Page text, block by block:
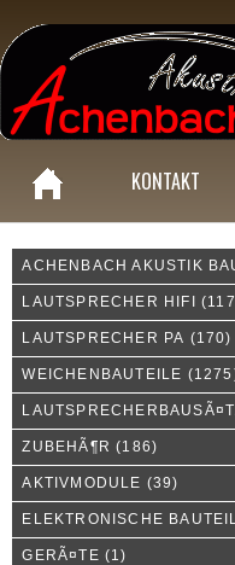
KONTAKT
ACHENBACH AKUSTIK
LAUTSPRECHER HIFI
LAUTSPRECHER PA (170)
WEICHENBAUTEILE
ZUBEHÃ¶R (186)
AKTIVMODULE (39)
ELEKTRONISCHE
GERÃ¤TE (1)